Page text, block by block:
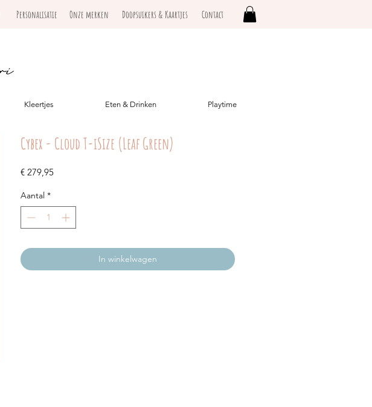
Doopsuikers & Kaartjes Contact
Onze merken
Personalisatie
Kleertjes Eten & Drinken Playtime
Cybex - Cloud T-iSize (Leaf Green)
€ 279,95Prijs
Aantal *
In winkelwagen